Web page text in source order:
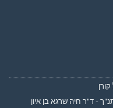
- ד"ר חיה שרגא בן איון